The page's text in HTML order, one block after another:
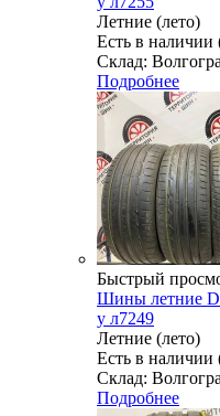
Летние (лето)
Есть в наличии
Склад:
Подробнее
Быстрый
Шины летние
у л7249
Летние (лето)
Есть в наличии
Склад:
Подробнее